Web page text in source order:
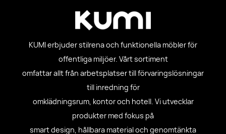
KUMI erbjuder stilrena och funktionella möbler för
offentliga miljöer. Vårt sortiment
omfattar allt från arbetsplatser till förvaringslösningar
till inredning för
omklädningsrum, kontor och hotell. Vi utvecklar
produkter med fokus på
smart design, hållbara material och genomtänkta